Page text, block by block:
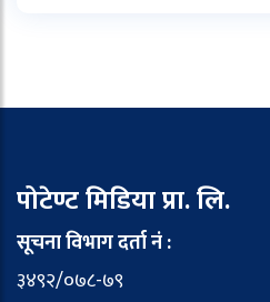
पोटेण्ट मिडिया प्रा. लि.
सूचना विभाग दर्ता नं :
३४९२/०७८-७९